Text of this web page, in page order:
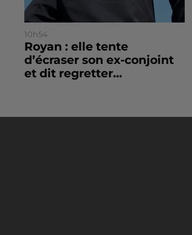
10h54
Royan : elle tente
d’écraser son ex-conjoint
et dit regretter...